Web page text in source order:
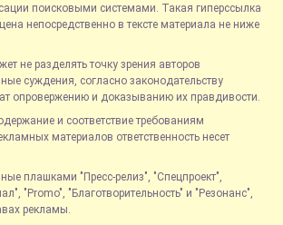
поисковыми системами. Такая гиперссылка
непосредственно в тексте материала не ниже
не разделять точку зрения авторов
суждения, согласно законодательству
опровержению и доказыванию их правдивости.
и соответствие требованиям
материалов ответственность несет
плашками "Пресс-релиз", "Спецпроект",
"Promo", "Благотворительность" и "Резонанс",
рекламы.